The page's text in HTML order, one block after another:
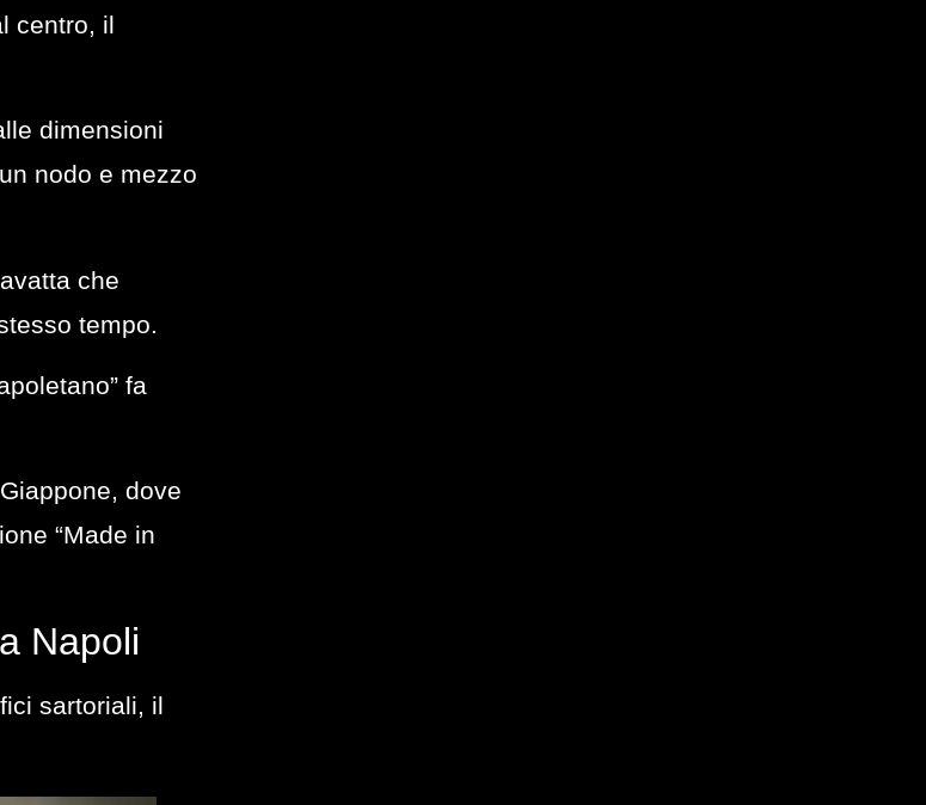
centro, il
dimensioni
nodo e mezzo
che
tempo.
fa
dove
“Made in
Napoli
sartoriali, il